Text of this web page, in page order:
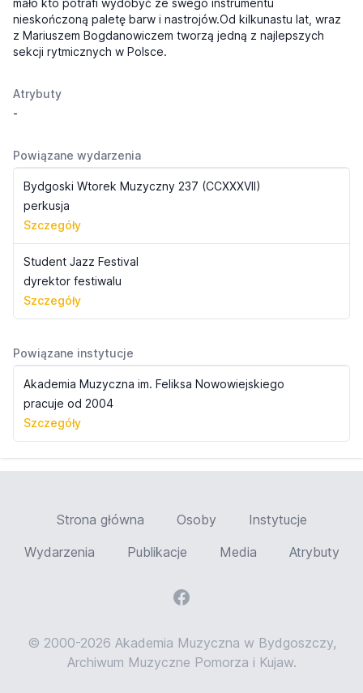
mało kto potrafi wydobyć ze swego instrumentu
nieskończoną paletę barw i nastrojów.Od kilkunastu lat, wraz
z Mariuszem Bogdanowiczem tworzą jedną z najlepszych
sekcji rytmicznych w Polsce.
Atrybuty
-
Powiązane wydarzenia
Bydgoski Wtorek Muzyczny 237 (CCXXXVII)
perkusja
Szczegóły
Student Jazz Festival
dyrektor festiwalu
Szczegóły
Powiązane instytucje
Akademia Muzyczna im. Feliksa Nowowiejskiego
pracuje od 2004
Szczegóły
Strona główna Osoby
Instytucje
Wydarzenia
Publikacje Media Atrybuty
© 2000-2026 Akademia Muzyczna w Bydgoszczy,
Archiwum Muzyczne Pomorza i Kujaw.